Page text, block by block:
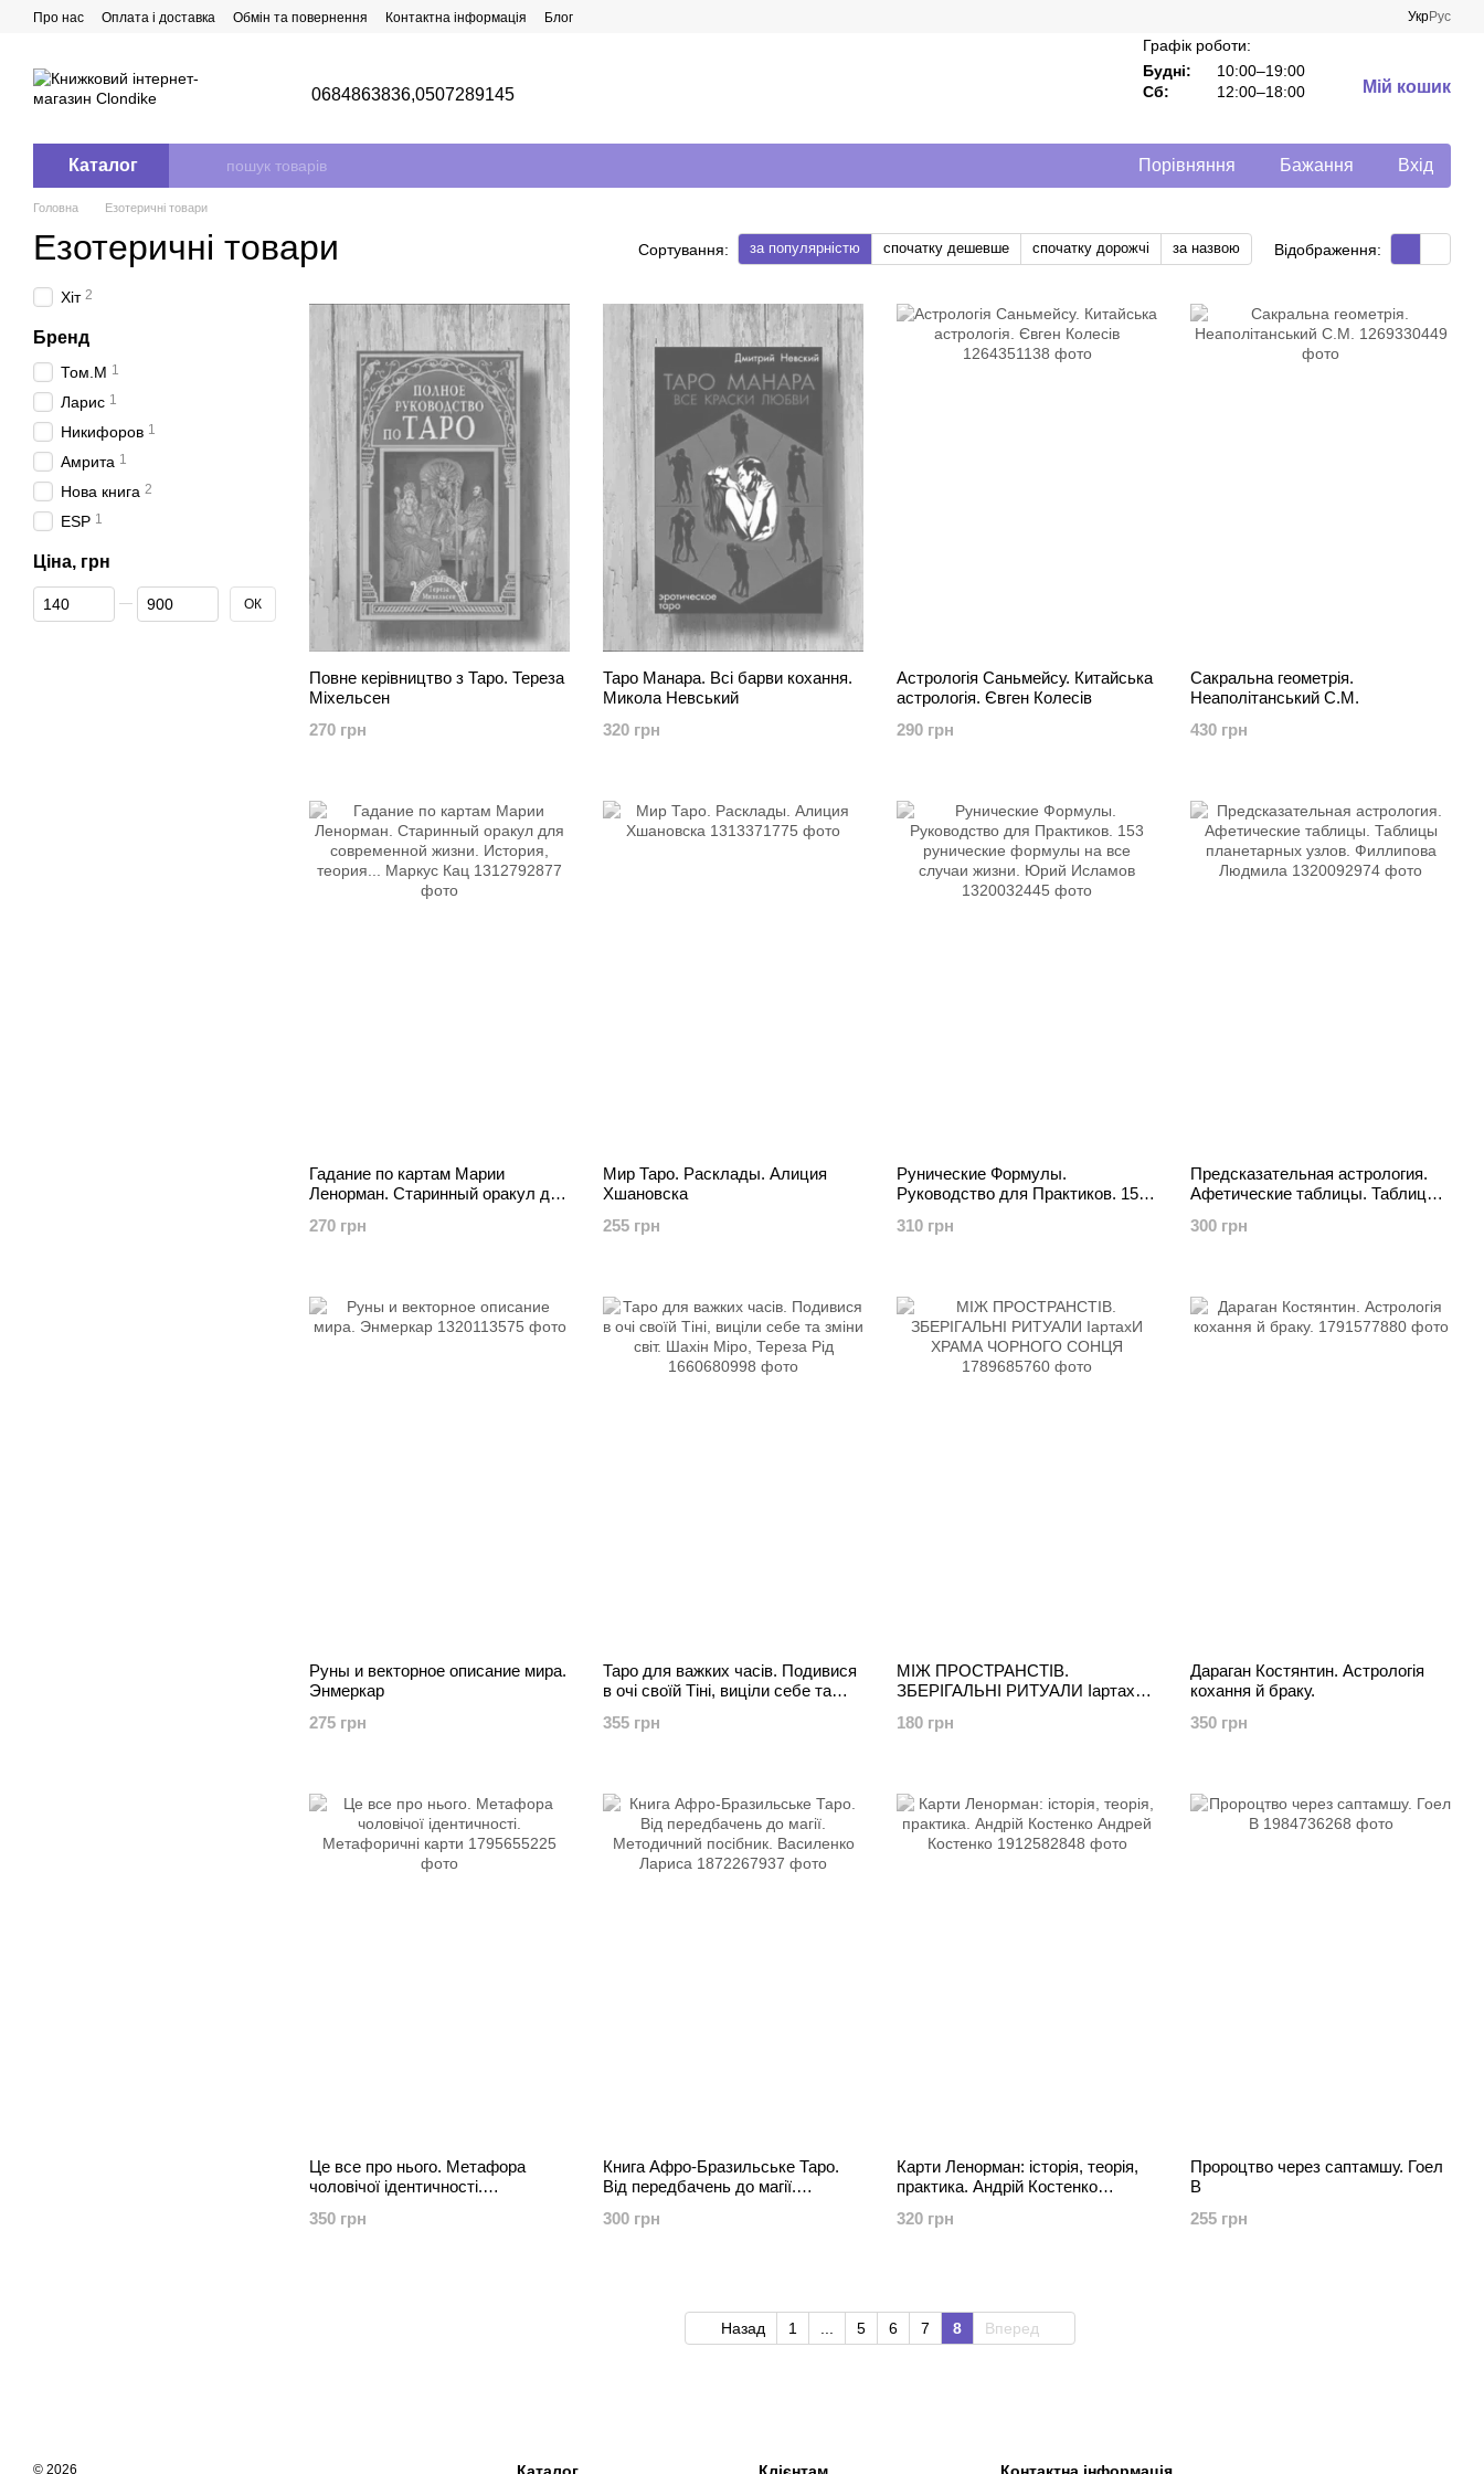
Перейти до основного контенту
Про нас Оплата і доставка Обмін та повернення Контактна інформація Блог УкрРус
0684863836,0507289145
Графік роботи:
Будні:
10:00–19:00
Сб:
12:00–18:00 Мій кошик
Каталог Порівняння Бажання Вхід
Головна Езотеричні товари
Езотеричні товари Сортування: за популярністю спочатку дешевше спочатку дорожчі за назвою Відображення:
Повне керівництво з Таро. Тереза
Міхельсен
270 грн
Таро Манара. Всі барви кохання.
Микола Невський
320 грн
Астрологія Саньмейсу. Китайська
астрологія. Євген Колесів
290 грн
Сакральна геометрія.
Неаполітанський С.М.
430 грн
Гадание по картам Марии
Ленорман. Старинный оракул для
теория... Маркус Кац
270 грн
Мир Таро. Расклады. Алиция
Хшановска
255 грн
Рунические Формулы.
Руководство для Практиков. 153
случаи жизни. Юрий Исламов
310 грн
Предсказательная астрология.
Афетические таблицы. Таблицы
Людмила
300 грн
Руны и векторное описание мира.
Энмеркар
275 грн
Таро для важких часів. Подивися
в очі своїй Тіні, виціли себе та
355 грн
МІЖ ПРОСТРАНСТІВ.
ЗБЕРІГАЛЬНІ РИТУАЛИ ІартахИ
180 грн
Дараган Костянтин. Астрологія
кохання й браку.
350 грн
Це все про нього. Метафора
чоловічої ідентичності.
350 грн
Книга Афро-Бразильське Таро.
Від передбачень до магії.
Лариса
300 грн
Карти Ленорман: історія, теорія,
практика. Андрій Костенко
320 грн
Пророцтво через саптамшу. Гоел
В
255 грн
Назад 1 ... 5 6 7 8 Вперед
Хіт 2
Бренд
Том.М 1
Ларис 1
Никифоров 1
Амрита 1
Нова книга 2
ESP 1
Ціна, грн
Від Ціна, грн
До Ціна, грн ОК
© 2026